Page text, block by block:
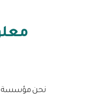
نحن مؤسسة